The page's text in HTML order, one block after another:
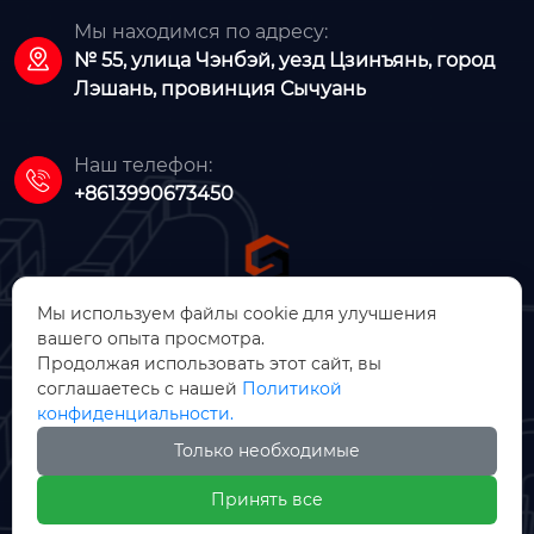

Мы находимся по адресу:
№ 55, улица Чэнбэй, уезд Цзинъянь, город
Лэшань, провинция Сычуань

Наш телефон:
+8613990673450
ООО Цзинъянь Чжунсинь
Машинное Производство

Мы используем файлы cookie для улучшения
вашего опыта просмотра.
Продолжая использовать этот сайт, вы
соглашаетесь с нашей Политикой
конфиденциальности.
Только необходимые
Принять все